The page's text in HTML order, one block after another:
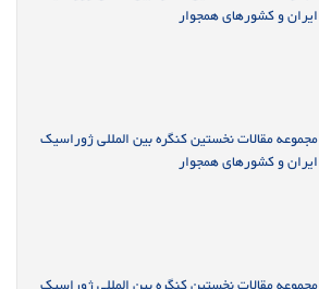
ایران و کشورهای همجوار
مجموعه مقالات نخستین کنگره بین المللی ژوراسیک
ایران و کشورهای همجوار